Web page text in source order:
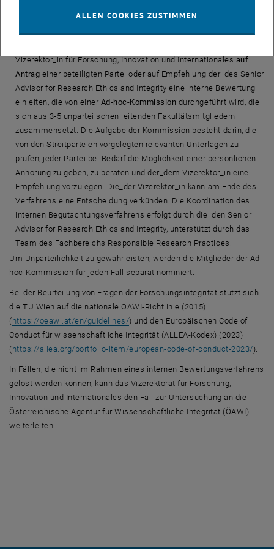
Untersuchung kann erforderlich sein, wenn andere Versuche, das
Problem zu lösen oder eine Einigung zu erzielen, gescheitert sind
Vizerektor_in für Forschung, Innovation und Internationales auf
Antrag einer beteiligten Partei oder auf Empfehlung der_des Senior
Advisor for Research Ethics and Integrity eine interne Bewertung
einleiten, die von einer Ad-hoc-Kommission durchgeführt wird, die
sich aus 3-5 unparteiischen leitenden Fakultätsmitgliedern
zusammensetzt. Die Aufgabe der Kommission besteht darin, die
von den Streitparteien vorgelegten relevanten Unterlagen zu
prüfen, jeder Partei bei Bedarf die Möglichkeit einer persönlichen
Anhörung zu geben, zu beraten und der_dem Vizerektor_in eine
Empfehlung vorzulegen. Die_der Vizerektor_in kann am Ende des
Verfahrens eine Entscheidung verkünden. Die Koordination des
internen Begutachtungsverfahrens erfolgt durch die_den Senior
Advisor for Research Ethics and Integrity, unterstützt durch das
Team des Fachbereichs Responsible Research Practices.
Um Unparteilichkeit zu gewährleisten, werden die Mitglieder der Ad-
hoc-Kommission für jeden Fall separat nominiert.
Bei der Beurteilung von Fragen der Forschungsintegrität stützt sich
die TU Wien auf die nationale ÖAWI-Richtlinie (2015)
(https://oeawi.at/en/guidelines/, öffnet eine externe URL in einem
) und den Europäischen Code of
Conduct für wissenschaftliche Integrität (ALLEA-Kodex) (2023)
(https://allea.org/portfolio-item/european-code-of-conduct-2023/,).
In Fällen, die nicht im Rahmen eines internen Bewertungsverfahrens
gelöst werden können, kann das Vizerektorat für Forschung,
Innovation und Internationales den Fall zur Untersuchung an die
Österreichische Agentur für Wissenschaftliche Integrität (ÖAWI)
weiterleiten.
ALLEN COOKIES ZUSTIMMEN